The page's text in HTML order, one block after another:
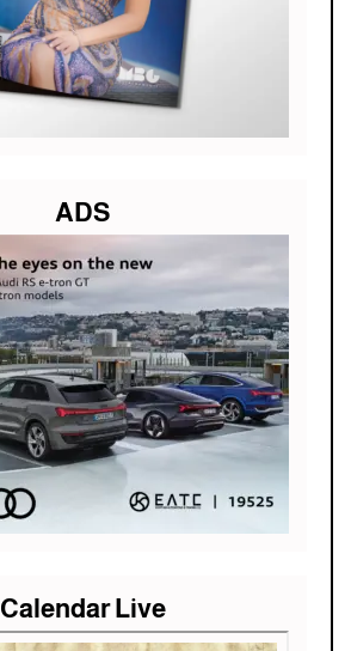
ADS
Calendar Live